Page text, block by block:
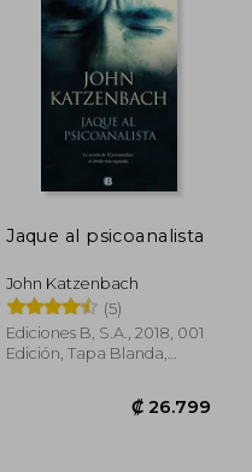
Jaque al psicoanalista
John Katzenbach
(5)
Ediciones B, S.A., 2018, 001
Edición, Tapa Blanda,